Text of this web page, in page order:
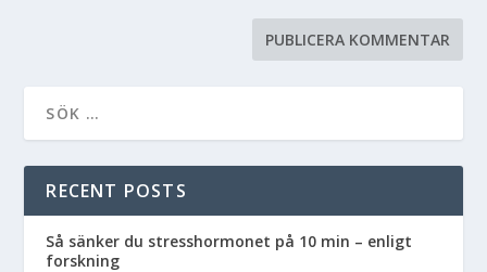
RECENT POSTS
Så sänker du stresshormonet på 10 min – enligt
forskning